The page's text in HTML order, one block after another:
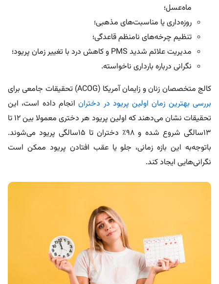
ماه‌عسل؛
روزه‌داری یا مناسبت‌های مذهبی؛
تنظیم چرخه‌های نامنظم قاعدگی؛
مدیریت علائم شدید PMS و کاهش درد با تغییر زمان پریود؛
نگرانی درباره بارداری ناخواسته.
کالج متخصصان زنان و زایمان آمریکا (ACOG) تحقیقات جامعی برای
بررسی بهترین زمان اولین پریود در دخترانانجام داده است، این
تحقیقات نشان می‌دهند که اولین پریود هر دختری معمولا بین ۱۲ تا
۱۳سالگی شروع شده و ۹۸٪ دختران تا ۱۵سالگی پریود می‌شوند.
باتوجه‌به این بازه زمانی، جلو یا عقب افتادن پریود ممکن است
نگرانی‌هایی ایجاد کند.